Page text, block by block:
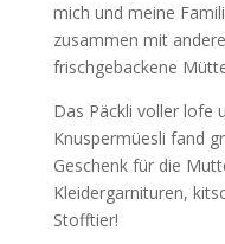
mich und meine
zusammen mit
frischgebackene
Das Päckli voller lofe
Knuspermüesli fand
Geschenk für die
Kleidergarnituren,
Stofftier!